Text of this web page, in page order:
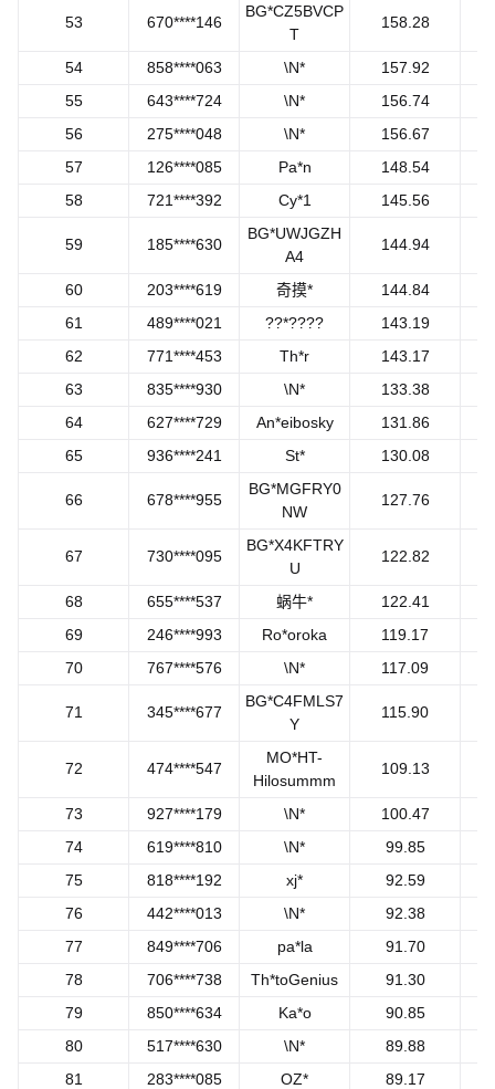
53 670****146
BG*CZ5BVCP
T
158.28
54 858****063 \N*
157.92
55
643****724 \N*
156.74
56
275****048 \N*
156.67
57
126****085 Pa*n
148.54
58
721****392 Cy*1 145.56
59 185****630
BG*UWJGZH
A4
144.94
60 203****619 奇摸*
144.84
61
489****021 ??*????
143.19
62
771****453 Th*r
143.17
63
835****930 \N*
133.38
64
627****729 An*eibosky
131.86
65
936****241 St* 130.08
66 678****955
BG*MGFRY0
NW
127.76
67 730****095
BG*X4KFTRY
U
122.82
68 655****537 蜗牛*
122.41
69
246****993 Ro*oroka
119.17
70
767****576 \N* 117.09
71 345****677
BG*C4FMLS7
Y
115.90
72 474****547
MO*HT-
Hilosummm
109.13
73 927****179 \N*
100.47
74
619****810 \N*
99.85
75
818****192 xj*
92.59
76
442****013 \N*
92.38
77
849****706 pa*la
91.70
78
706****738 Th*toGenius
91.30
79
850****634 Ka*o
90.85
80
517****630 \N*
89.88
81
283****085 OZ*
89.17